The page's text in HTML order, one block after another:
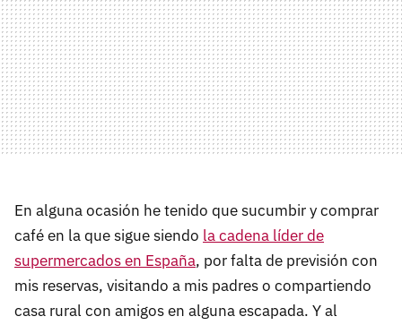
En alguna ocasión he tenido que sucumbir y comprar
café en la que sigue siendo la cadena líder de
supermercados en España, por falta de previsión con
mis reservas, visitando a mis padres o compartiendo
casa rural con amigos en alguna escapada. Y al